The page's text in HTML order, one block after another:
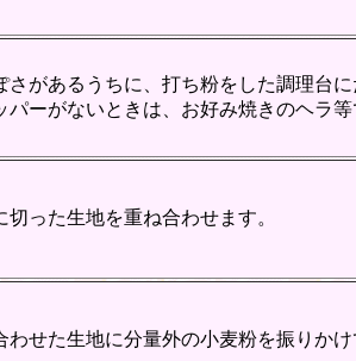
があるうちに、打ち粉をした調理台
ーがないときは、お好み焼きのヘラ
った生地を重ね合わせます。
せた生地に分量外の小麦粉を振りか